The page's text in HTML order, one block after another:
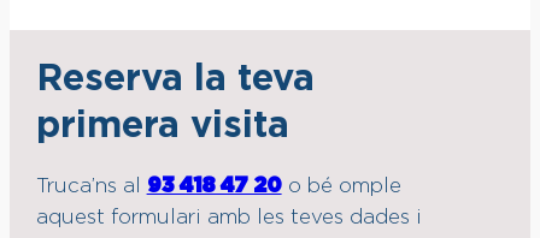
Reserva la teva
primera visita
Truca’ns al 93 418 47 20o bé omple
aquest formulari amb les teves dades i